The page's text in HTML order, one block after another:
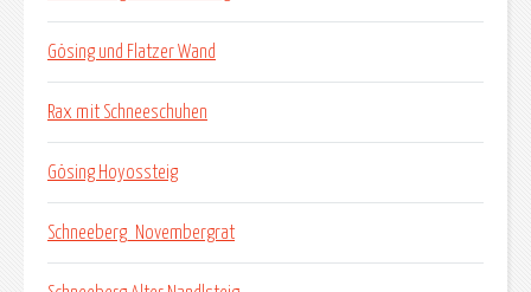
Gösing und Flatzer Wand
Rax mit Schneeschuhen
Gösing Hoyossteig
Schneeberg_Novembergrat